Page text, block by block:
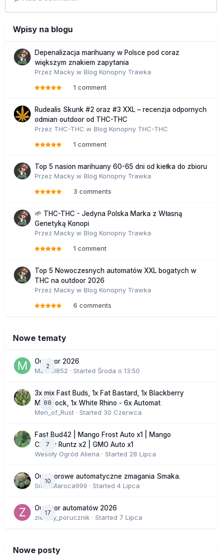
Wpisy na blogu
Depenalizacja marihuany w Polsce pod coraz
większym znakiem zapytania
Przez Macky w Blog Konopny Trawka
1 comment
Rudealis Skunk #2 oraz #3 XXL – recenzja odpornych
odmian outdoor od THC-THC
Przez THC-THC w Blog Konopny THC-THC
1 comment
Top 5 nasion marihuany 60-65 dni od kiełka do zbioru
Przez Macky w Blog Konopny Trawka
3 comments
🌱 THC-THC - Jedyna Polska Marka z Własną
Genetyką Konopi
Przez Macky w Blog Konopny Trawka
1 comment
Top 5 Nowoczesnych automatów XXL bogatych w
THC na outdoor 2026
Przez Macky w Blog Konopny Trawka
6 comments
Nowe tematy
2
Outdoor 2026
Marcel852 · Started Środa o 13:50
88
3x mix Fast Buds, 1x Fat Bastard, 1x Blackberry
Moonrock, 1x White Rhino - 6x Automat
Men_of_Rust · Started 30 Czerwca
7
Fast Bud42 | Mango Frost Auto x1 | Mango
Cherry Runtz x2 | GMO Auto x1
Wesoły Ogród Aliena · Started 28 Lipca
10
Outdoorowe automatyczne zmagania Smaka.
SmakMaroca999 · Started 4 Lipca
17
Outdoor automatów 2026
zielony_porucznik · Started 7 Lipca
Nowe posty